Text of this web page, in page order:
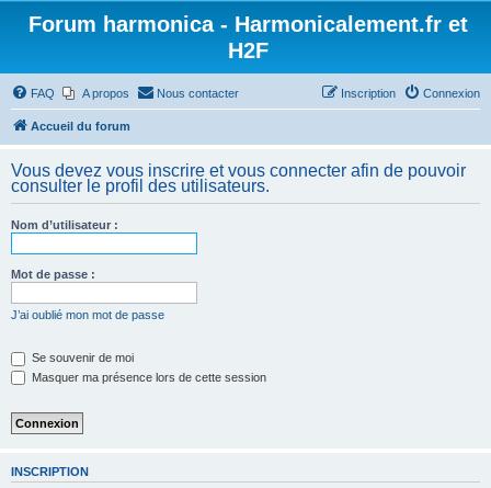
Forum harmonica - Harmonicalement.fr et
H2F
FAQ A propos Nous contacter Connexion
Inscription
Accueil du forum
Vous devez vous inscrire et vous connecter afin de pouvoir
consulter le profil des utilisateurs.
Nom d’utilisateur :
Mot de passe :
J’ai oublié mon mot de passe
Se souvenir de moi
Masquer ma présence lors de cette session
INSCRIPTION